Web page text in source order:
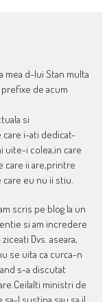
mea d-lui Stan multa
de acum
si
care i-ati dedicat-
uite-i colea,in care
care ii are,printre
eu nu ii stiu.
scris pe blog la un
si am incredere
Dvs. aseara,
se uita ca curca-n
s-a discutat
ministri de
l sustina sau sa il